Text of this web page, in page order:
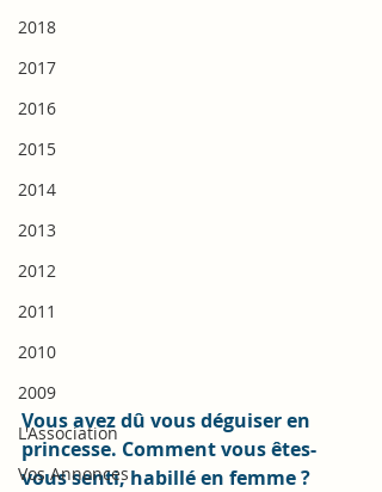
2018
2017
2016
2015
2014
2013
2012
2011
2010
2009
L'Association
Vos Annonces
Vous avez dû vous déguiser en
princesse. Comment vous êtes-
vous senti, habillé en femme ?